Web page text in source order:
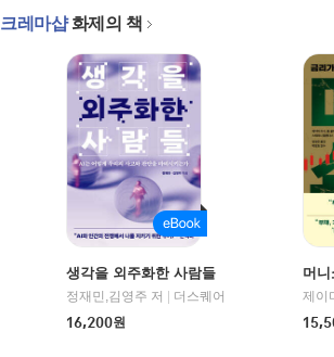
크레마샵화제의 책
생각을 외주화한 사람들
정재민,김영주 저
더스퀘어
16,200원
머